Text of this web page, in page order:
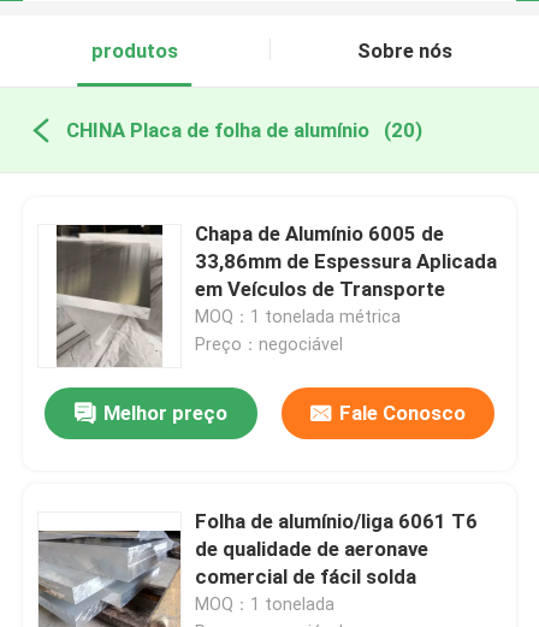
produtos Sobre nós
CHINA Placa de folha de alumínio (20)
Chapa de Alumínio 6005 de
33,86mm de Espessura Aplicada
em Veículos de Transporte
MOQ：1 tonelada métrica
Preço：negociável
Melhor preço Fale Conosco
Folha de alumínio/liga 6061 T6
de qualidade de aeronave
comercial de fácil solda
MOQ：1 tonelada